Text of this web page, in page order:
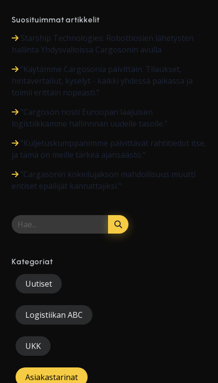
Suosituimmat artikkelit
Starship Technologies: Robottiosien lähetysten
hallinta Yhdysvalloissa Cargosonin avulla
"Käytämme Cargosonia päivittäin. Tilaukset,
hintavertailut, kyselyt - kaikki yhdessä paikassa ja
toimii erittäin nopeasti."
"Cargoson nosti Euroopan laajuisen
logistiikkamme hallinnnan uudelle tasolle."
"Kuljetuskumppanimme päivittävät rahtitiedot itse,
ja tämä on meille tärkeä ajansäästö."
"Cargasonin kokeilujakson mahdollisuus muutti
entiset epäilijät kannattajiksi."
Kategoriat
Uutiset
Logistiikan ABC
UKK
Asiakastarinat